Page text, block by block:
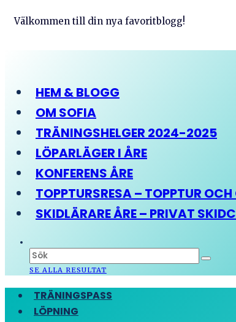
Välkommen till din nya favoritblogg!
HEM & BLOGG
OM SOFIA
TRÄNINGSHELGER 2024-2025
LÖPARLÄGER I ÅRE
KONFERENS ÅRE
TOPPTURSRESA – TOPPTUR
SKIDLÄRARE ÅRE – PRIVAT
SE ALLA RESULTAT
TRÄNINGSPASS
LÖPNING